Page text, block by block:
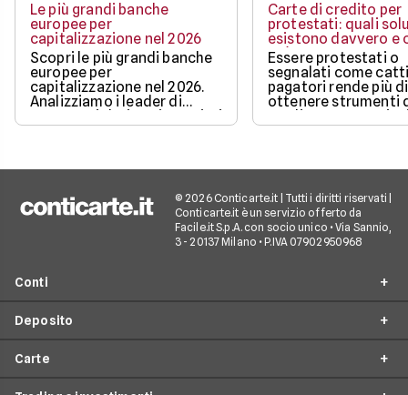
Le più grandi banche
europee per
capitalizzazione nel 2026
Scopri le più grandi banche
europee per
capitalizzazione nel 2026.
Analizziamo i leader di
mercato, i dati aggiornati e i
fattori chiave che guidano il
Carte di credito per
protestati: quali
esistono davvero e
può ottenere
Essere protestati o
segnalati come
pagatori rende più
ottenere strumenti
credito, ma non
restare
© 2026 Conticarte.it | Tutti i diritti riservati |
Conticarte.it è un servizio offerto da
Facile.it S.p.A. con socio unico • Via Sannio,
3 - 20137 Milano • P.IVA 07902950968
Conti
Conto corrente
Migliori conti correnti
Conti correnti a zero spese
Deposito
Carte